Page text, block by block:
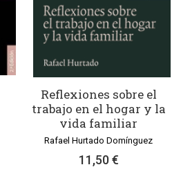
Reflexiones sobre el
trabajo en el hogar y la
vida familiar
Rafael Hurtado Domínguez
11,50 €